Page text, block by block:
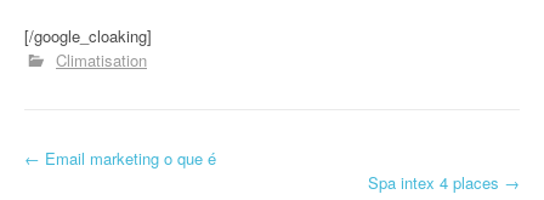
[/google_cloaking]
Climatisation
Navigation d'article
← Email marketing o que é
Spa intex 4 places →